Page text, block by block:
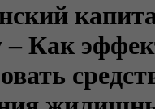
– Как